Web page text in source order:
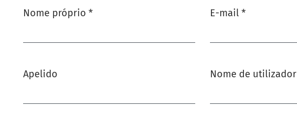
Nome próprio *
Apelido
E-mail *
Nome de utilizador